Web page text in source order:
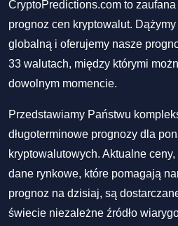
CryptoPredictions.com to
prognoz cen kryptowalut.
globalną i oferujemy nasze
33 walutach, między którymi
dowolnym momencie.
Przedstawiamy Państwu
długoterminowe prognozy dla
kryptowalutowych. Aktualne
dane rynkowe, które pomagają
prognoz na dzisiaj, są
świecie niezależne źródło